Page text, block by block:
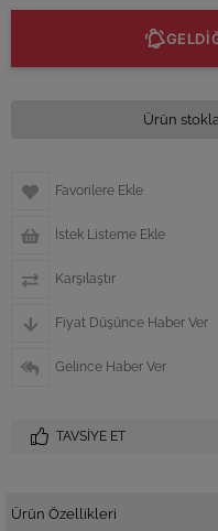
Ürün
Favorilere Ekle
İstek Listeme Ekle
Karşılaştır
Fiyat Düşünce Haber Ver
Gelince Haber Ver
TAVSIYE ET
Ürün Özellikleri